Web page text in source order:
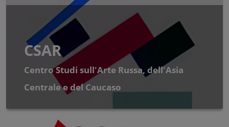
CSAR
Centro Studi sull'Arte Russa, dell'Asia
Centrale e del Caucaso